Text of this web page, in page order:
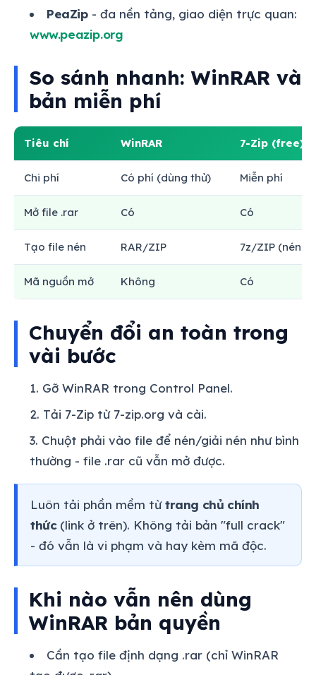
PeaZip- đa nền tảng, giao diện trực quan:
www.peazip.org
So sánh nhanh: WinRAR và
bản miễn phí
Tiêu chí WinRAR 7-Zip (free)
Chi phí Có phí (dùng thử) Miễn phí
Mở file .rar Có Có
Tạo file nén RAR/ZIP 7z/ZIP (nén
Mã nguồn mở Không Có
Chuyển đổi an toàn trong
vài bước
Gỡ WinRAR trong Control Panel.
Tải 7-Zip từ 7-zip.org và cài.
Chuột phải vào file để nén/giải nén như bình
thường - file .rar cũ vẫn mở được.
Luôn tải phần mềm từtrang chủ chính
thức(link ở trên). Không tải bản "full crack"
- đó vẫn là vi phạm và hay kèm mã độc.
Khi nào vẫn nên dùng
WinRAR bản quyền
Cần tạo file định dạng .rar (chỉ WinRAR